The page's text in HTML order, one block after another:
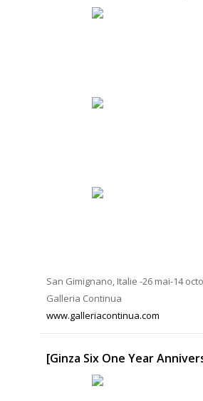
San Gimignano, Italie -26 mai-14
Galleria Continua
www.galleriacontinua.com
[Ginza Six One Year